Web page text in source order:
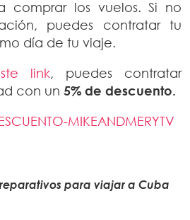
comprar los vuelos. Si no
puedes contratar tu
día de tu viaje.
link, puedes contratar
con un 5% de descuento.
para viajar a Cuba